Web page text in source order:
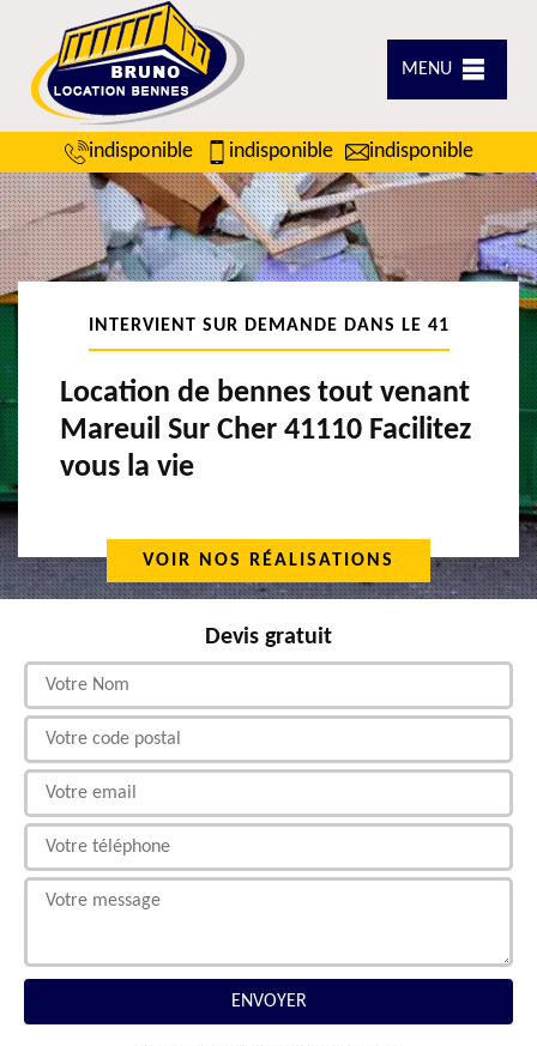
MENU
indisponible indisponible indisponible
INTERVIENT SUR DEMANDE DANS LE 41
Location de bennes tout venant
Mareuil Sur Cher 41110 Facilitez
vous la vie
VOIR NOS RÉALISATIONS
Devis gratuit